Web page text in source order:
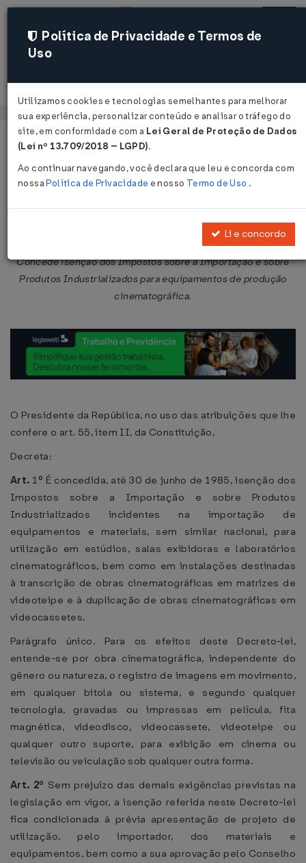
Acessar
Página Inicial Legislações
Decreto-Lei nº 2.151 de 05/07/1984
Publicado no DOU em 6 jul 1984
Concede isenção dos Impostos sobre a Importação e sobre
Produtos Industrializados para equipamentos de produção
cinematográfica.
O Presidente da República, no uso das atribuições que lhe
confere o art. 55, item II, da Constituição,
Decreta:
Art. 1º É concedida, até 30 de junho de 1985, isenção dos
Impostos sobre a Importação e sobre Produtos
Industrializados incidentes na importação de
equipamentos e materiais, sem similar nacional, para
utilização em estúdios, salas exibidoras e laboratórios
cinematográficos, bem como em instalações destinadas
à transcrição de obras cinematográficas em matrizes de
videoteipe e à duplicação de obras cinematográficas em
videocassetes.
Parágrafo único. Para os efeitos deste Decreto-lei,
entende-se por obra cinematográfica, independente do
gênero ou natureza, o registro de imagens em movimento,
em qualquer bitola ou sistema, e segundo qualquer
tecnologia, gravadas ou impressas em película, fita
magnética, videodisco, videocassete, videoteipe ou
qualquer outro suporte, para exibição em cinema ou
televisão ou veiculação sob qualquer outra forma.
Art. 2º Sem prejuízo das demais exigências previstas na
legislação em vigor, a isenção referida neste Decreto-lei
fica condicionada à prévia apresentação de projeto de
utilização, pelo importador, dos materiais e
equipamentos, bem como a sua aprovação pelo Conselho
Política de Privacidade e Termos de
Uso
Utilizamos cookies e tecnologias semelhantes para melhorar
sua experiência, personalizar conteúdo e analisar o tráfego do
site, em conformidade com a Lei Geral de Proteção de Dados
(Lei nº 13.709/2018 – LGPD).
Ao continuar navegando, você declara que leu e concorda com
nossaPolítica de Privacidade e nosso Termo de Uso .
Li e concordo